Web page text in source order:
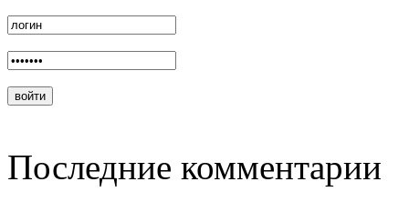
Последние комментарии